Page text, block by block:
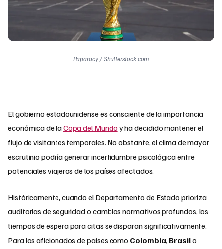
Paparacy / Shutterstock.com
El gobierno estadounidense es consciente de la importancia
económica de laCopa del Mundo y ha decidido mantener el
flujo de visitantes temporales. No obstante, el clima de mayor
escrutinio podría generar incertidumbre psicológica entre
potenciales viajeros de los países afectados.
Históricamente, cuando el Departamento de Estado prioriza
auditorías de seguridad o cambios normativos profundos, los
tiempos de espera para citas se disparan significativamente.
Para los aficionados de países como Colombia, Brasilo